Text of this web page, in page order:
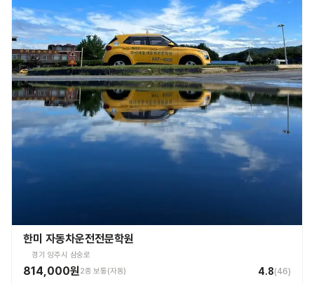
한미 자동차운전전문학원
경기 양주시 삼숭로
814,000원2종 보통(자동) 4.8(46)